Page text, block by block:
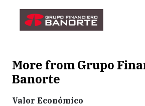
More from Grupo
Banorte
Valor Económico